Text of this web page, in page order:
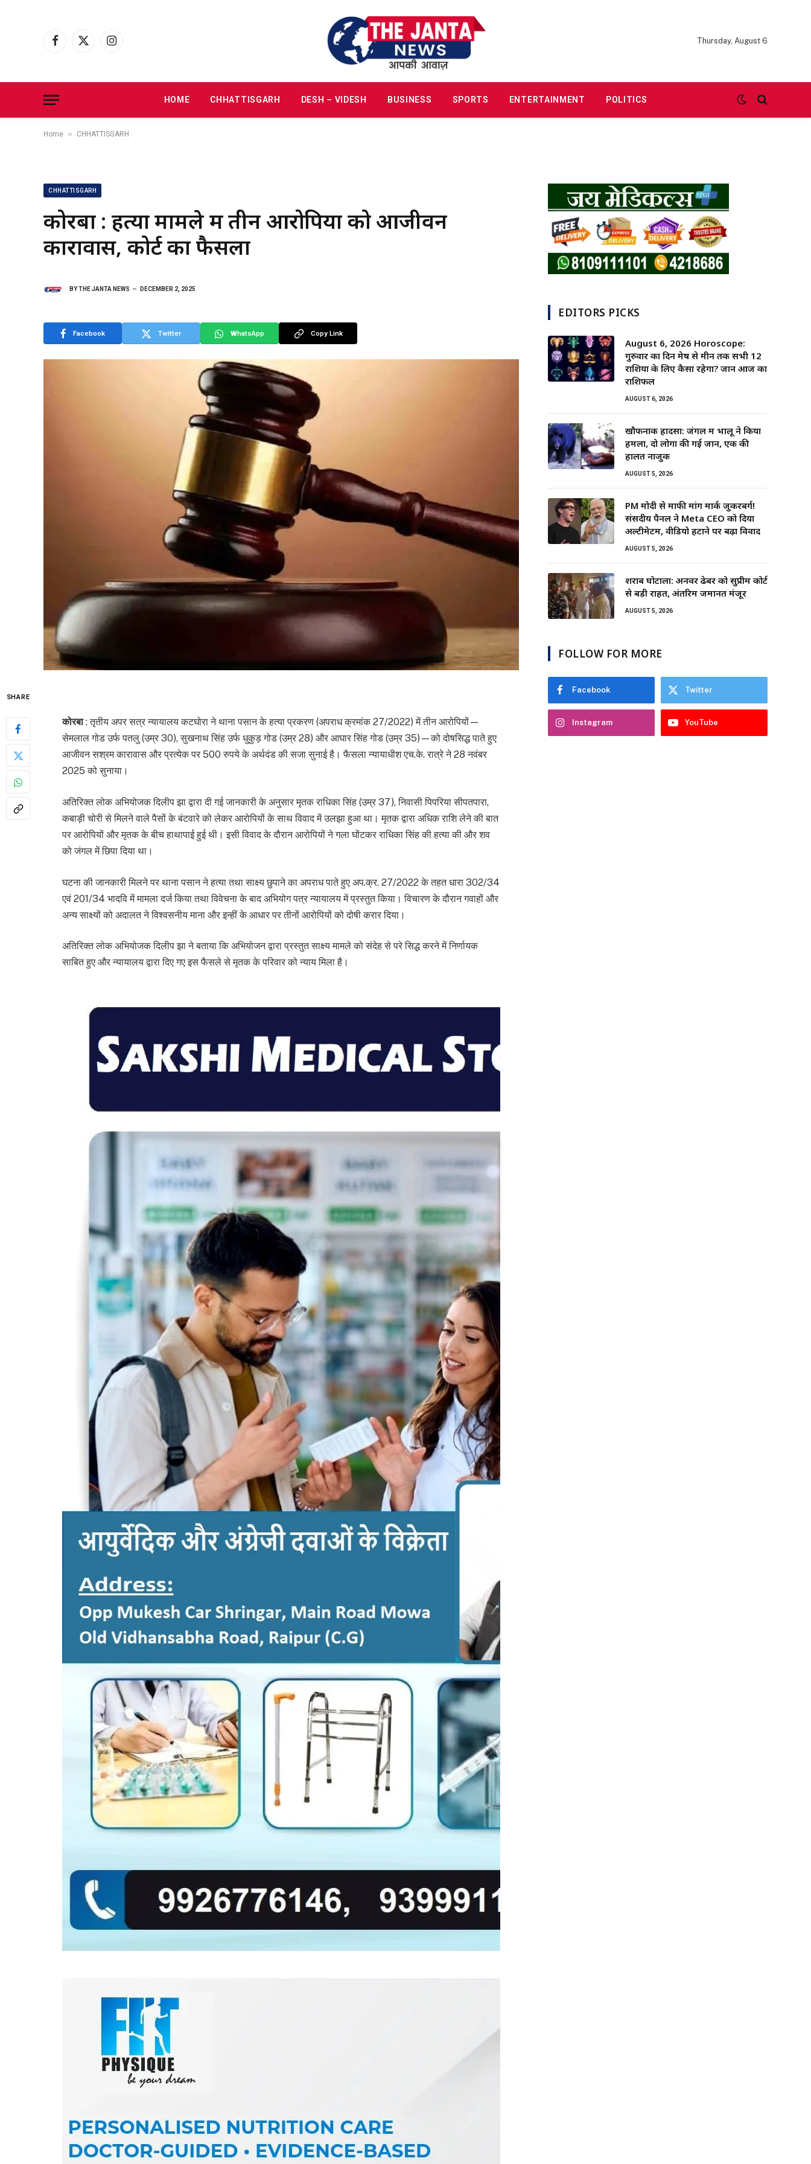
Facebook
X
Instagram
Thursday, August 6
HOME CHHATTISGARH DESH – VIDESH BUSINESS SPORTS ENTERTAINMENT POLITICS
Home » CHHATTISGARH
CHHATTISGARH
कोरबा : हत्या मामले में तीन आरोपियों को आजीवन
कारावास, कोर्ट का फैसला
BYTHE JANTA NEWS DECEMBER 2, 2025
Facebook Twitter WhatsApp Copy Link
SHARE
कोरबा: तृतीय अपर सत्र न्यायालय कटघोरा ने थाना पसान के हत्या प्रकरण (अपराध क्रमांक 27/2022) में तीन आरोपियों—
सेमलाल गोड उर्फ पतलु (उम्र 30), सुखनाथ सिंह उर्फ धुकुड़ गोड (उम्र 28) और आघार सिंह गोड (उम्र 35)—को दोषसिद्ध पाते हुए
आजीवन सश्रम कारावास और प्रत्येक पर 500 रुपये के अर्थदंड की सजा सुनाई है। फैसला न्यायाधीश एच.के. रात्रे ने 28 नवंबर
2025 को सुनाया।
अतिरिक्त लोक अभियोजक दिलीप झा द्वारा दी गई जानकारी के अनुसार मृतक राधिका सिंह (उम्र 37), निवासी पिपरिया सीपतपारा,
कबाड़ी चोरी से मिलने वाले पैसों के बंटवारे को लेकर आरोपियों के साथ विवाद में उलझा हुआ था। मृतक द्वारा अधिक राशि लेने की बात
पर आरोपियों और मृतक के बीच हाथापाई हुई थी। इसी विवाद के दौरान आरोपियों ने गला घोंटकर राधिका सिंह की हत्या की और शव
को जंगल में छिपा दिया था।
घटना की जानकारी मिलने पर थाना पसान ने हत्या तथा साक्ष्य छुपाने का अपराध पाते हुए अप.क्र. 27/2022 के तहत धारा 302/34
एवं 201/34 भादवि में मामला दर्ज किया तथा विवेचना के बाद अभियोग पत्र न्यायालय में प्रस्तुत किया। विचारण के दौरान गवाहों और
अन्य साक्ष्यों को अदालत ने विश्वसनीय माना और इन्हीं के आधार पर तीनों आरोपियों को दोषी करार दिया।
अतिरिक्त लोक अभियोजक दिलीप झा ने बताया कि अभियोजन द्वारा प्रस्तुत साक्ष्य मामले को संदेह से परे सिद्ध करने में निर्णायक
साबित हुए और न्यायालय द्वारा दिए गए इस फैसले से मृतक के परिवार को न्याय मिला है।
EDITORS PICKS
August 6, 2026 Horoscope:
गुरुवार का दिन मेष से मीन तक सभी 12
राशियों के लिए कैसा रहेगा? जानें आज का
राशिफल
AUGUST 6, 2026
खौफनाक हादसा: जंगल में भालू ने किया
हमला, दो लोगों की गई जान, एक की
हालत नाजुक
AUGUST 5, 2026
PM मोदी से माफी मांगें मार्क जुकरबर्ग!
संसदीय पैनल ने Meta CEO को दिया
अल्टीमेटम, वीडियो हटाने पर बढ़ा विवाद
AUGUST 5, 2026
शराब घोटाला: अनवर ढेबर को सुप्रीम कोर्ट
से बड़ी राहत, अंतरिम जमानत मंजूर
AUGUST 5, 2026
FOLLOW FOR MORE
Facebook Twitter
Instagram YouTube